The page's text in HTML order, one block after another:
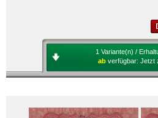
1 Variante(n) /
ab verfügbar: Jetzt